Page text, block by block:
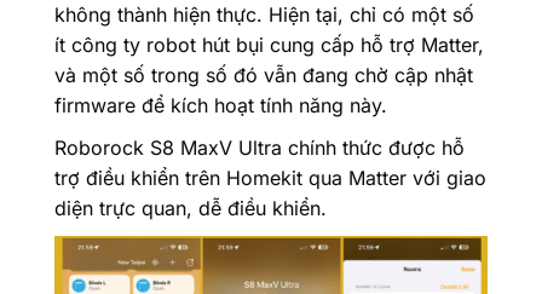
không thành hiện thực. Hiện tại, chỉ có một số
ít công ty robot hút bụi cung cấp hỗ trợ Matter,
và một số trong số đó vẫn đang chờ cập nhật
firmware để kích hoạt tính năng này.
Roborock S8 MaxV Ultra chính thức được hỗ
trợ điều khiển trên Homekit qua Matter với giao
diện trực quan, dễ điều khiển.